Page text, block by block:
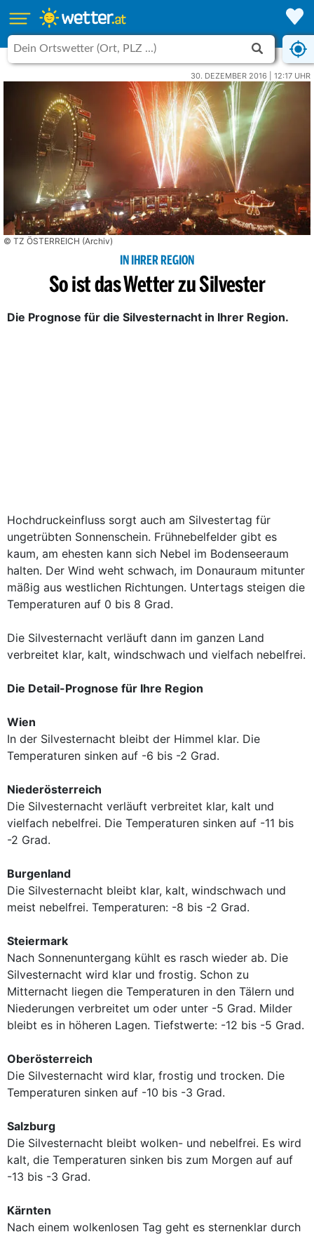
30. DEZEMBER 2016 | 12:17 UHR
© TZ ÖSTERREICH (Archiv)
IN IHRER REGION
So ist das Wetter zu Silvester
Die Prognose für die Silvesternacht in Ihrer Region.
Hochdruckeinfluss sorgt auch am Silvestertag für
ungetrübten Sonnenschein. Frühnebelfelder gibt es
kaum, am ehesten kann sich Nebel im Bodenseeraum
halten. Der Wind weht schwach, im Donauraum mitunter
mäßig aus westlichen Richtungen. Untertags steigen die
Temperaturen auf 0 bis 8 Grad.
Die Silvesternacht verläuft dann im ganzen Land
verbreitet klar, kalt, windschwach und vielfach nebelfrei.
Die Detail-Prognose für Ihre Region
Wien
In der Silvesternacht bleibt der Himmel klar. Die
Temperaturen sinken auf -6 bis -2 Grad.
Niederösterreich
Die Silvesternacht verläuft verbreitet klar, kalt und
vielfach nebelfrei. Die Temperaturen sinken auf -11 bis
-2 Grad.
Burgenland
Die Silvesternacht bleibt klar, kalt, windschwach und
meist nebelfrei. Temperaturen: -8 bis -2 Grad.
Steiermark
Nach Sonnenuntergang kühlt es rasch wieder ab. Die
Silvesternacht wird klar und frostig. Schon zu
Mitternacht liegen die Temperaturen in den Tälern und
Niederungen verbreitet um oder unter -5 Grad. Milder
bleibt es in höheren Lagen. Tiefstwerte: -12 bis -5 Grad.
Oberösterreich
Die Silvesternacht wird klar, frostig und trocken. Die
Temperaturen sinken auf -10 bis -3 Grad.
Salzburg
Die Silvesternacht bleibt wolken- und nebelfrei. Es wird
kalt, die Temperaturen sinken bis zum Morgen auf auf
-13 bis -3 Grad.
Kärnten
Nach einem wolkenlosen Tag geht es sternenklar durch